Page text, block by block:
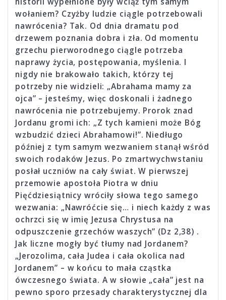
wołaniem? Czyżby ludzie ciągle potrzebowali
nawrócenia? Tak. Od dnia dramatu pod
drzewem poznania dobra i zła. Od momentu
grzechu pierworodnego ciągle potrzeba
naprawy życia, postępowania, myślenia. I
nigdy nie brakowało takich, którzy tej
potrzeby nie widzieli: „Abrahama mamy za
ojca” – jesteśmy, więc doskonali i żadnego
nawrócenia nie potrzebujemy. Prorok znad
Jordanu gromi ich: „Z tych kamieni może Bóg
wzbudzić dzieci Abrahamowi!”. Niedługo
później z tym samym wezwaniem stanął wśród
swoich rodaków Jezus. Po zmartwychwstaniu
posłał uczniów na cały świat. W pierwszej
przemowie apostoła Piotra w dniu
Pięćdziesiątnicy wróciły słowa tego samego
wezwania: „Nawróćcie się… i niech każdy z was
ochrzci się w imię Jezusa Chrystusa na
odpuszczenie grzechów waszych” (Dz 2,38) .
Jak liczne mogły być tłumy nad Jordanem?
„Jerozolima, cała Judea i cała okolica nad
Jordanem” – w końcu to mała cząstka
ówczesnego świata. A w słowie „cała” jest na
pewno sporo przesady charakterystycznej dla